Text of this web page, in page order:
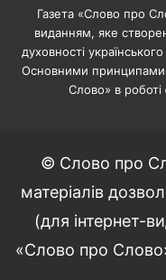
Газета «Слово про
виданням, яке
духовності
Основними
Слово» в роботі
© Слово про
матеріалів
(для інтернет-
«Слово про